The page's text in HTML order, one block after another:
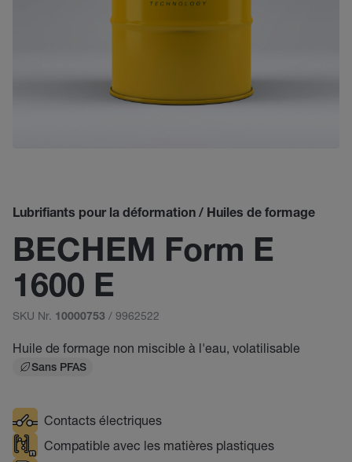
Lubrifiants pour la déformation / Huiles de formage
BECHEM Form E
1600 E
SKU Nr. 10000753 / 9962522
Huile de formage non miscible à l'eau, volatilisable
Sans PFAS
Contacts électriques
Compatible avec les matières plastiques